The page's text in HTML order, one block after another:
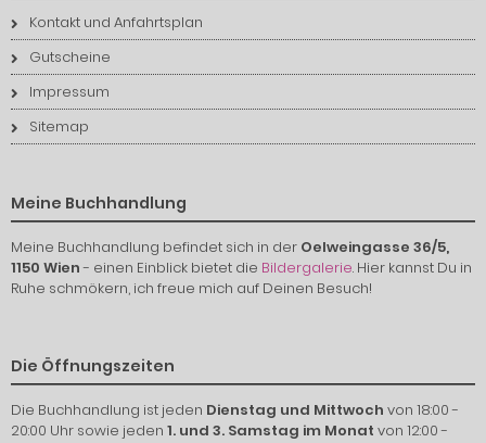
Kontakt und Anfahrtsplan
Gutscheine
Impressum
Sitemap
Meine Buchhandlung
Meine Buchhandlung befindet sich in der Oelweingasse 36/5,
1150 Wien- einen Einblick bietet die Bildergalerie. Hier kannst Du in
Ruhe schmökern, ich freue mich auf Deinen Besuch!
Die Öffnungszeiten
Die Buchhandlung ist jeden Dienstag und Mittwoch von 18:00 -
20:00 Uhr sowie jeden 1. und 3. Samstag im Monat von 12:00 -